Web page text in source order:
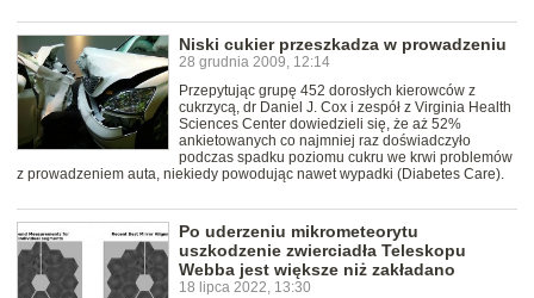
Niski cukier przeszkadza w prowadzeniu
28 grudnia 2009, 12:14
Przepytując grupę 452 dorosłych kierowców z
cukrzycą, dr Daniel J. Cox i zespół z Virginia Health
Sciences Center dowiedzieli się, że aż 52%
ankietowanych co najmniej raz doświadczyło
podczas spadku poziomu cukru we krwi problemów
z prowadzeniem auta, niekiedy powodując nawet wypadki (Diabetes Care).
Po uderzeniu mikrometeorytu
uszkodzenie zwierciadła Teleskopu
Webba jest większe niż zakładano
18 lipca 2022, 13:30